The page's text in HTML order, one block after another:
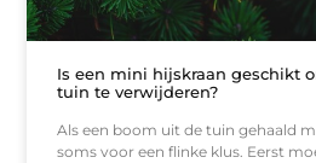
Is een mini hijskraan geschikt
tuin te verwijderen?
Als een boom uit de tuin gehaald
soms voor een flinke klus. Eerst